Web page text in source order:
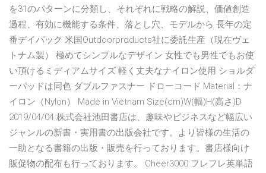
を31のパターンに分類し、それぞれに戦略の解説、価値創造
過程、有効に機能する条件、落とし穴、モデルから 長年の定
番デイパック 米国Outdoorproducts社に委託生産（現在ヴェ
トナム製） 極めてシンプルなデザイン 女性でも男性でもお使
い頂けるミディアムサイズ 軽く丈夫なナイロン使用 ショルダ
ーパッドは同色 ダブルファスナー ドローコード Material：ナ
イロン（Nylon） Made in Vietnam Size(cm)W(幅)H(高さ)D
2019/04/04 株式会社池田書店は、趣味やビジネスなど幅広い
ジャンルの新書・実用書の出版会社です。より皆様の生活の
一助となる書籍の出版・販売を行っております。書店様向け
販促物の配布も行っております。 Cheer3000 フレフレ英単語